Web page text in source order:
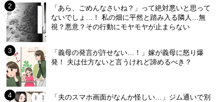
「あら、ごめんなさいね？」って絶対悪いと思って
ないでしょ…！ 私の畑に平然と踏み入る隣人…無
視？悪意？その行動にモヤモヤが止まらない
「義母の発言が許せない…！」嫁が義母に怒り爆
発！ 夫は仕方ないと言うけれど諦めるべき？
「夫のスマホ画面がなんか怪しい…」ジム通いで別